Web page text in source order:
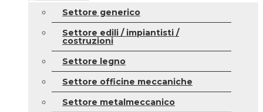
Settore generico
Settore edili / impiantisti /
costruzioni
Settore legno
Settore officine meccaniche
Settore metalmeccanico